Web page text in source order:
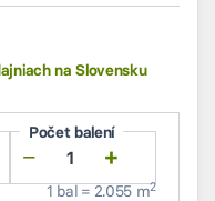
na Slovensku
Počet balení
− +
1 bal = 2.055 m2